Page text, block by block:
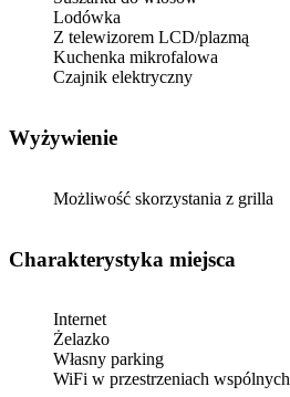
Lodówka
Z telewizorem LCD/plazmą
Kuchenka mikrofalowa
Czajnik elektryczny
Wyżywienie
Możliwość skorzystania z grilla
Charakterystyka miejsca
Internet
Żelazko
Własny parking
WiFi w przestrzeniach wspólnych